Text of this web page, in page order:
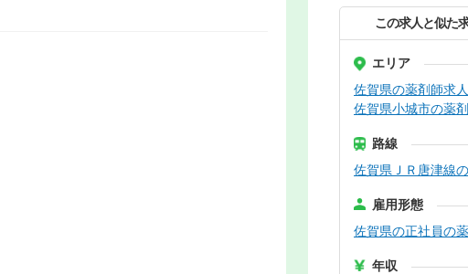
この求人と似た
エリア
佐賀県の薬剤師求人
佐賀県小城市の薬
路線
佐賀県ＪＲ唐津線
雇用形態
佐賀県の正社員の
年収